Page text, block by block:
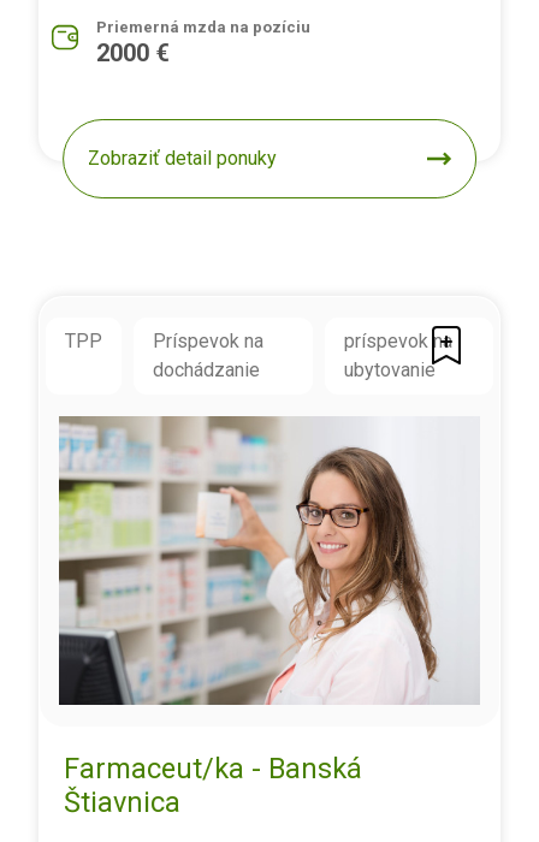
Priemerná mzda na pozíciu
2000 €
Zobraziť detail ponuky
TPP
Príspevok na
dochádzanie
príspevok na
ubytovanie
Farmaceut/ka - Banská
Štiavnica